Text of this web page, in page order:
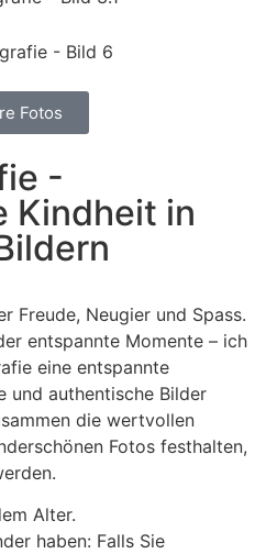
Fotos
-
Kindheit in
Freude, Neugier und Spass.
entspannte Momente – ich
eine entspannte
und authentische Bilder
die wertvollen
Fotos festhalten,
Alter.
haben: Falls Sie